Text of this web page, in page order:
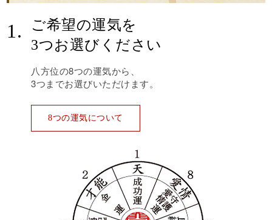
1.
ご希望の運気を
3つお選びください
八方位の8つの運気から、
3つまでお選びいただけます。
8つの運気について